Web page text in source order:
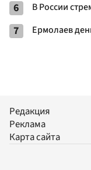
6 В России
7 Ермолаев
Редакция
Реклама
Карта сайта